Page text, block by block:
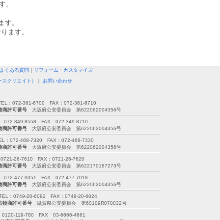
。
。
ます。
くある質問
リフォーム・カスタマイズ
クリエイト）
お問い合わせ
：072-361-6700 FAX：072-361-6710
商許可番号 大阪府公安委員会 第622062004356号
349-8558 FAX：072-349-8710
商許可番号 大阪府公安委員会 第622062004356号
072-468-7320 FAX：072-468-7330
商許可番号 大阪府公安委員会 第622062004356号
26-7610 FAX：0721-26-7620
商許可番号 大阪府公安委員会 第622170187273号
477-0051 FAX：072-477-7018
商許可番号 大阪府公安委員会 第622062004356号
：0749-20-6092 FAX：0749-20-6024
物商許可番号 滋賀県公安委員会 第60109R070032号
119-780 FAX 03-6666-4661